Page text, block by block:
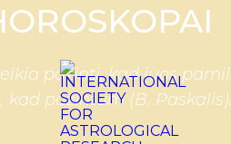
pažinti, kad juos
pažintum (B. Paskalis).